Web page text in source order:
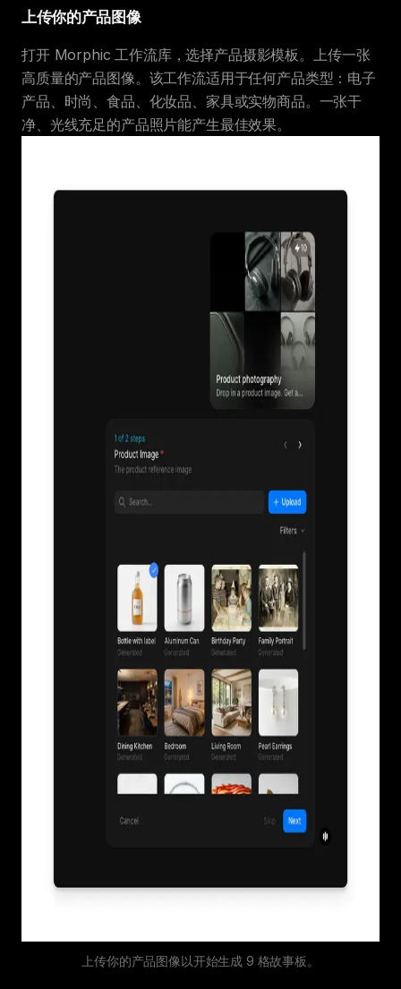
上传你的产品图像
打开 Morphic 工作流库，选择产品摄影模板。上传一张
高质量的产品图像。该工作流适用于任何产品类型：电子
产品、时尚、食品、化妆品、家具或实物商品。一张干
净、光线充足的产品照片能产生最佳效果。
上传你的产品图像以开始生成 9 格故事板。